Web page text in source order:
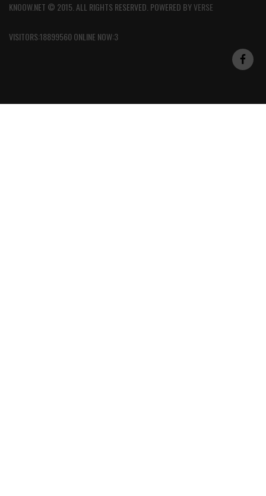
KNOOW.NET © 2015. ALL RIGHTS RESERVED. POWERED BYVERSE
VISITORS:18899560 ONLINE NOW:3